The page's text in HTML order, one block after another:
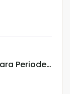
Periode